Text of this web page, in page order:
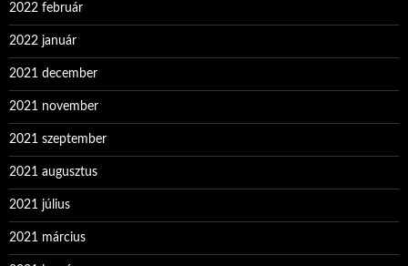
2022 február
2022 január
2021 december
2021 november
2021 szeptember
2021 augusztus
2021 július
2021 március